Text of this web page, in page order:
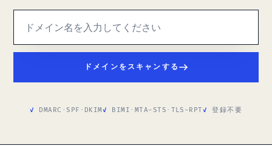
ドメインをスキャンする
DMARC · SPF · DKIM BIMI · MTA-STS · TLS-RPT 登録不要